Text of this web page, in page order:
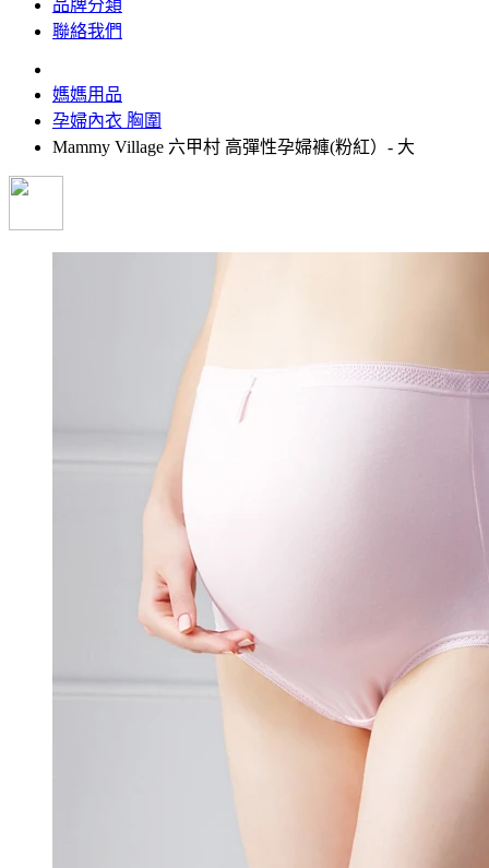
品牌分類
聯絡我們
媽媽用品
孕婦內衣 胸圍
Mammy Village 六甲村 高彈性孕婦褲(粉紅）- 大